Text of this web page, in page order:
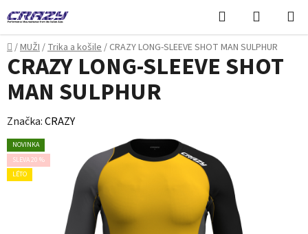
na
obsah
Hledat
KOŠÍK
Domů
/MUŽI/Trika a košile/ CRAZY LONG-SLEEVE SHOT MAN SULPHUR
CRAZY LONG-SLEEVE SHOT
MAN SULPHUR
Značka:CRAZY
NOVINKA
SLEVA 20 %
LÉTO